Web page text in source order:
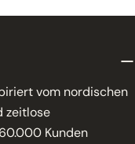
vom nordischen
zeitlose
Kunden